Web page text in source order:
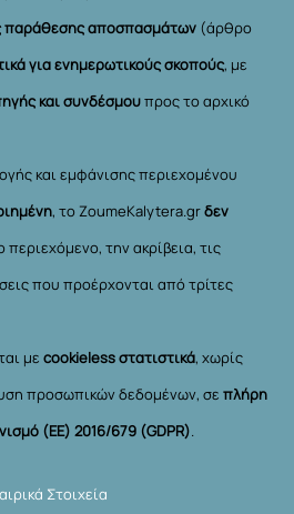
παράθεσης αποσπασμάτων (άρθρο
για ενημερωτικούς σκοπούς, με
και συνδέσμουπρος το αρχικό
και εμφάνισης περιεχομένου
, το ZoumeKalytera.grδεν
περιεχόμενο, την ακρίβεια, τις
που προέρχονται από τρίτες
μεcookieless στατιστικά, χωρίς
προσωπικών δεδομένων, σεπλήρη
(ΕΕ) 2016/679 (GDPR).
Στοιχεία